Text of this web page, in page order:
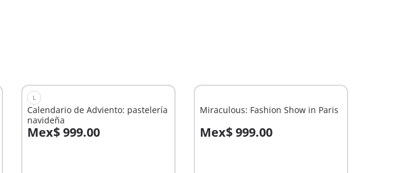
L
Calendario de Adviento: pastelería
navideña
Mex$ 999.00
A la cesta
Miraculous: Fashion Show in Paris
Mex$ 999.00
A la cesta